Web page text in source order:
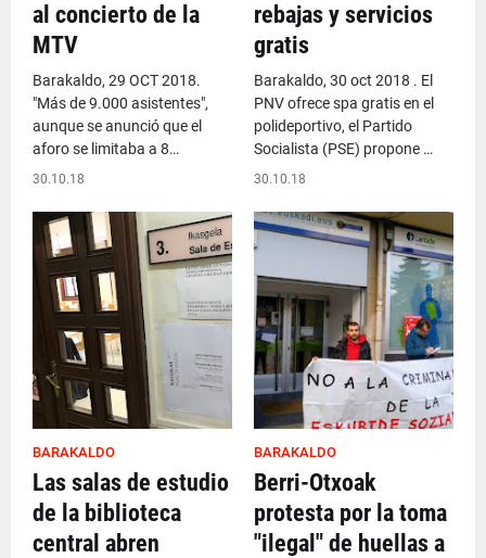
al concierto de la
MTV
Barakaldo, 29 OCT 2018.
"Más de 9.000 asistentes",
aunque se anunció que el
aforo se limitaba a 8…
30.10.18
rebajas y servicios
gratis
Barakaldo, 30 oct 2018 . El
PNV ofrece spa gratis en el
polideportivo, el Partido
Socialista (PSE) propone …
30.10.18
BARAKALDO
Las salas de estudio
de la biblioteca
central abren
BARAKALDO
Berri-Otxoak
protesta por la toma
"ilegal" de huellas a